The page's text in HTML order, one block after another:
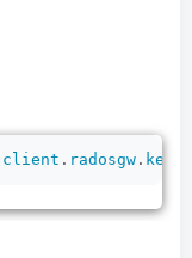
client . radosgw .